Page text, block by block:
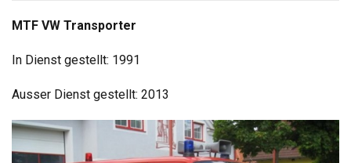
MTF VW Transporter
In Dienst gestellt: 1991
Ausser Dienst gestellt: 2013